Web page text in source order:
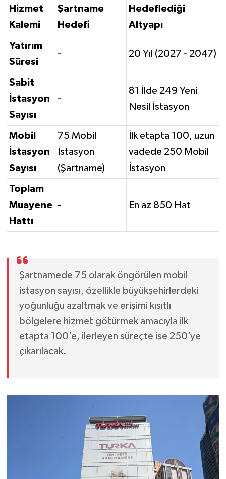
Hizmet
Kalemi
Şartname
Hedefi
Hedeflediği
Altyapı
Yatırım
Süresi
- 20 Yıl (2027 - 2047)
Sabit
İstasyon
Sayısı
-
81 İlde 249 Yeni
Nesil İstasyon
Mobil
İstasyon
Sayısı
75 Mobil
İstasyon
(Şartname)
İlk etapta 100, uzun
vadede 250 Mobil
İstasyon
Toplam
Muayene
Hattı
- En az 850 Hat
Şartnamede 75 olarak öngörülen mobil
istasyon sayısı, özellikle büyükşehirlerdeki
yoğunluğu azaltmak ve erişimi kısıtlı
bölgelere hizmet götürmek amacıyla ilk
etapta 100’e, ilerleyen süreçte ise 250’ye
çıkarılacak.